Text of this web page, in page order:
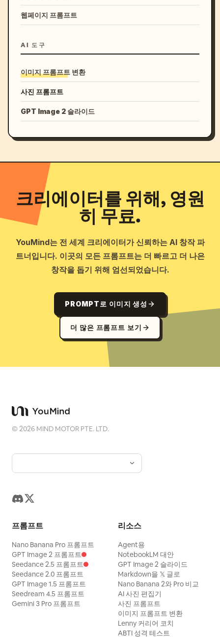
웹페이지 프롬프트
AI 도구
이미지 프롬프트 변환
사진 프롬프트
GPT Image 2 슬라이드
크리에이터를 위해, 영원
히 무료.
YouMind는 전 세계 크리에이터가 신뢰하는 AI 창작 파
트너입니다. 이곳의 모든 프롬프트는 더 빠르고 더 나은
창작을 돕기 위해 엄선되었습니다.
PROMPT로 이미지 생성
더 많은 프롬프트 보기
©2026 MIND MOTOR PTE. LTD.
프롬프트
Nano Banana Pro 프롬프트
GPT Image 2 프롬프트
Seedance 2.5 프롬프트
Seedance 2.0 프롬프트
GPT Image 1.5 프롬프트
Seedream 4.5 프롬프트
Gemini 3 Pro 프롬프트
리소스
Agent용
NotebookLM 대안
GPT Image 2 슬라이드
Markdown을 𝕏 글로
Nano Banana 2와 Pro 비교
AI 사진 편집기
사진 프롬프트
이미지 프롬프트 변환
Lenny 커리어 코치
ABTI 성격 테스트